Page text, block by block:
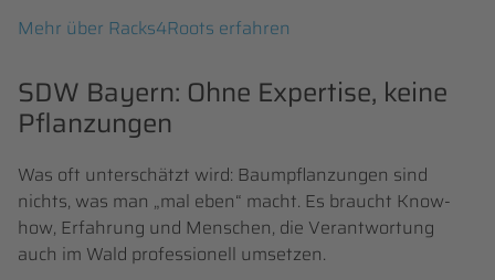
Mehr über Racks4Roots erfahren
SDW Bayern: Ohne Expertise, keine
Pflanzungen
Was oft unterschätzt wird: Baumpflanzungen sind
nichts, was man „mal eben“ macht. Es braucht Know-
how, Erfahrung und Menschen, die Verantwortung
auch im Wald professionell umsetzen.